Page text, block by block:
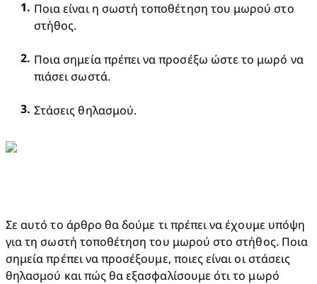
Ποια είναι η σωστή τοποθέτηση του μωρού στο
στήθος.
Ποια σημεία πρέπει να προσέξω ώστε το μωρό να
πιάσει σωστά.
Στάσεις θηλασμού.
Σε αυτό το άρθρο θα δούμε τι πρέπει να έχουμε υπόψη
για τη σωστή τοποθέτηση του μωρού στο στήθος. Ποια
σημεία πρέπει να προσέξουμε, ποιες είναι οι στάσεις
θηλασμού και πώς θα εξασφαλίσουμε ότι το μωρό